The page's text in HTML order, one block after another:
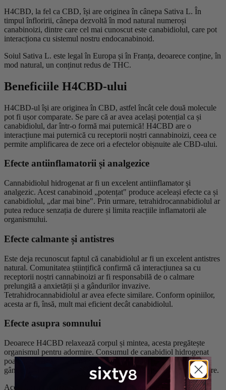
H4CBD, la fel ca CBD, își are originea în cânepa Sativa L. În
timpul înfloririi, cânepa dezvoltă în mod natural numeroși
canabinoizi, dintre care cel mai cunoscut este canabidiolul, care pot
interacționa cu sistemul nostru endocanabinoid.
Soiul Sativa L. este legal în Europa și în Franța, deoarece conține, în
mod natural, un conținut redus de THC.
Beneficiile H4CBD-ului
H4CBD-ul își are originea în CBD, astfel încât cele două molecule
pot fi ușor comparate. Se pare că ar avea același potențial ca și
canabidiolul, dar într-o formă mai puternică! H4CBD are o
interacțiune mai puternică cu receptorii noștri cannabinoizi, ceea ce
permite amplificarea de zece ori a efectelor obișnuite ale CBD-ului.
Efecte antiinflamatorii și analgezice
Cannabidiolul hidrogenat ar fi un excelent antiinflamator și
analgezic. Acest canabinoid „potențat" produce aceleași efecte ca și
canabidiolul, „dar mai bine". Prin urmare, tetrahidrocannabidiolul ar
putea reduce senzația de durere și limita reacțiile inflamatorii ale
organismului.
Efecte calmante și antistres
Este deja recunoscut faptul că canabidiolul ar fi un excelent antistres
natural. Comunitatea științifică confirmă că interacțiunea sa cu
receptorii noștri cannabinoizi ar fi responsabilă de o calmare
prelungită a anxietății și a gândurilor invazive.
Tetrahidrocannabidiolul ar avea efecte similare. Conform opiniilor,
acesta ar fi, însă, mult mai eficient decât canabidiolul.
Efecte asupra somnului
Deoarece H4CBD relaxează corpul și mintea, acesta pregătește
organismul pentru adormire. Consumul de canabidiol hidrogenat
poate fi o modalitate bună de a relaxa mușchii, de a elimina
gândurile invazive și de a reduce durerile cronice înainte de culcare.
Acest lucru favorizează un somn rapid și odihnitor.